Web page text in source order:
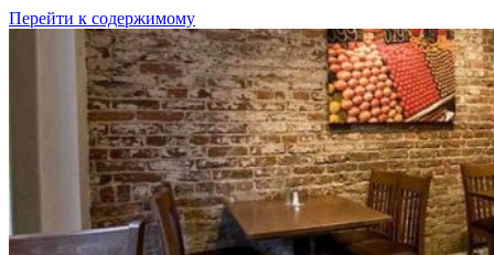
Перейти к содержимому